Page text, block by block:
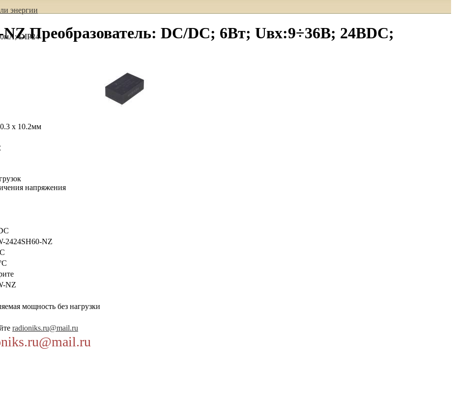
энергии
DIP24
Преобразователь: DC/DC; 6Вт; Uвх:9÷36В; 24ВDC;
x 10.2мм
напряжения
2424SH60-NZ
NZ
мощность без нагрузки
radioniks.ru@mail.ru